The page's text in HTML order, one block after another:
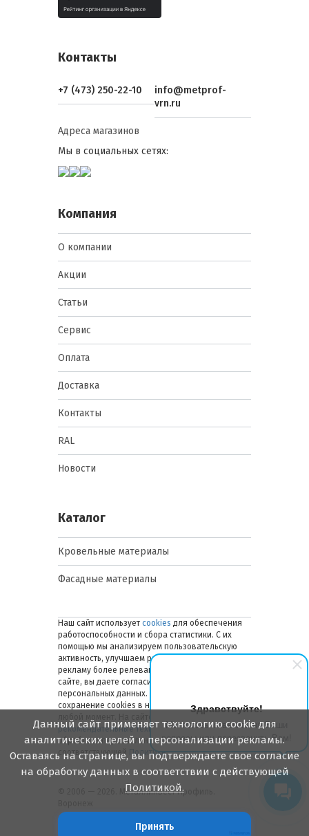
Здравствуйте!
Мы готовы ответить на Ваши
вопросы или перезвонить Вам!
Контакты
+7 (473) 250-22-10
info@metprof-
vrn.ru
Адреса магазинов
Мы в социальных сетях:
Компания
О компании
Акции
Статьи
Сервис
Оплата
Доставка
Контакты
RAL
Новости
Каталог
Кровельные материалы
Фасадные материалы
Наш сайт использует cookies для обеспечения
работоспособности и сбора статистики. С их
помощью мы анализируем пользовательскую
активность, улучшаем работу сайта и делаем
рекламу более релевантной. Оставаясь на
сайте, вы даете согласие на обработку ваших
персональных данных. Вы можете отключить
сохранение cookies в настройках браузера в
любой момент. На сайте также применяются
рекомендательные технологии. Подробнее об
обработке персональных данных — в
соответствующей
Политике.
© 2006 — 2026. Металлинвест Профиль.
Данный сайт применяет технологию cookie для
аналитических целей и персонализации рекламы.
Оставаясь на странице, вы подтверждаете свое согласие
на обработку данных в соответствии с действующей
Политикой.
Принять